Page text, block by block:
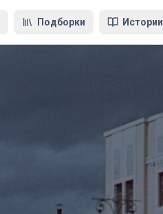
Подборки Истории